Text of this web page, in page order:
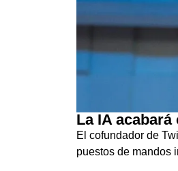
La IA
El cofundador de
puestos de mandos